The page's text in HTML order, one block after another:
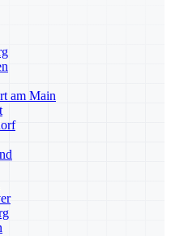
am Main